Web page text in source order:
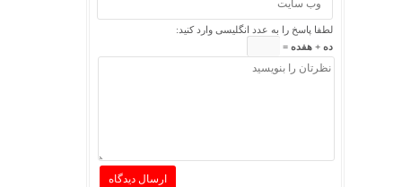
لطفا پاسخ را به عدد انگلیسی وارد کنید:
ده + هفده =